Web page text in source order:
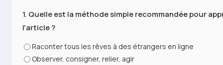
1. Quelle est la méthode simple recommandée pour
l'article ?
Raconter tous les rêves à des étrangers en ligne
Observer, consigner, relier, agir